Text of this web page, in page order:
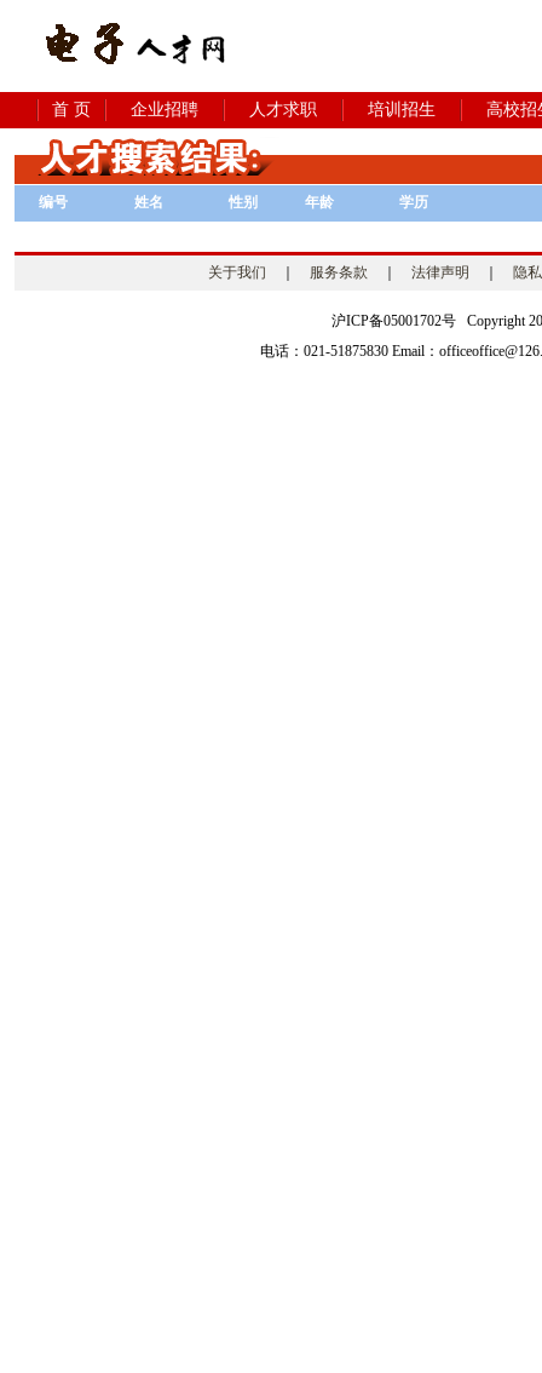
首 页 企业招聘 人才求职 培训招生 高校招
编号 姓名 性别 年龄 学历
关于我们 服务条款 法律声明 隐
沪ICP备05001702号 Copyright
电话：021-51875830 Email：